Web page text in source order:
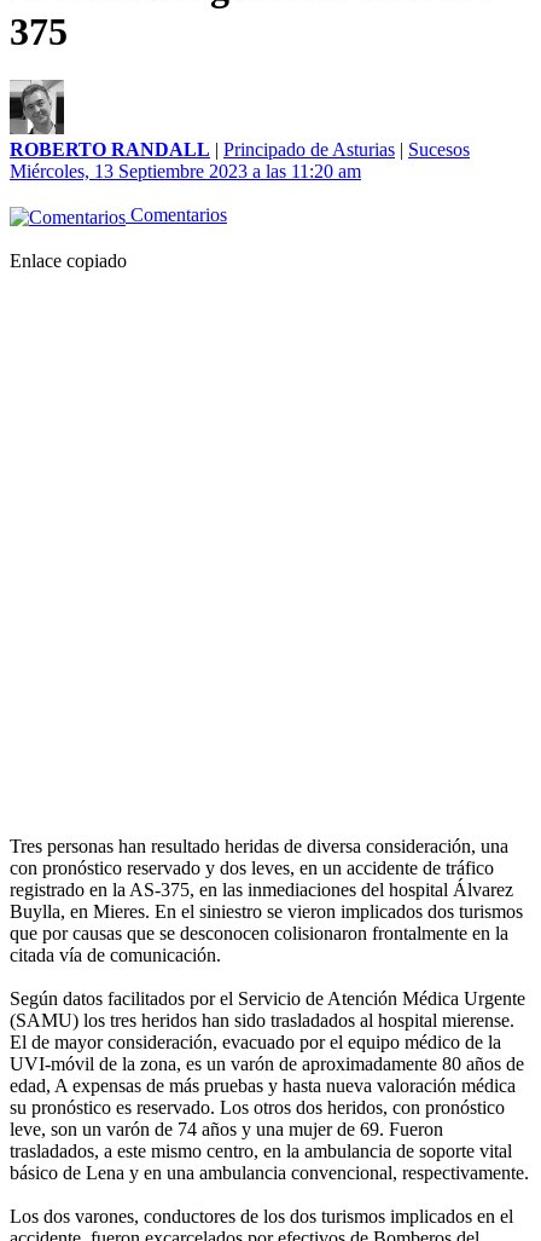
375
ROBERTO RANDALL | Principado de Asturias | Sucesos
Miércoles, 13 Septiembre 2023 a las 11:20 am
Comentarios
Enlace copiado
Tres personas han resultado heridas de diversa consideración, una
con pronóstico reservado y dos leves, en un accidente de tráfico
registrado en la AS-375, en las inmediaciones del hospital Álvarez
Buylla, en Mieres. En el siniestro se vieron implicados dos turismos
que por causas que se desconocen colisionaron frontalmente en la
citada vía de comunicación.
Según datos facilitados por el Servicio de Atención Médica Urgente
(SAMU) los tres heridos han sido trasladados al hospital mierense.
El de mayor consideración, evacuado por el equipo médico de la
UVI-móvil de la zona, es un varón de aproximadamente 80 años de
edad, A expensas de más pruebas y hasta nueva valoración médica
su pronóstico es reservado. Los otros dos heridos, con pronóstico
leve, son un varón de 74 años y una mujer de 69. Fueron
trasladados, a este mismo centro, en la ambulancia de soporte vital
básico de Lena y en una ambulancia convencional, respectivamente.
Los dos varones, conductores de los dos turismos implicados en el